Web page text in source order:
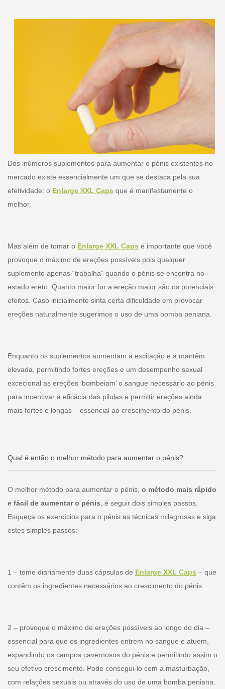
Dos inúmeros suplementos para aumentar o pénis existentes no
mercado existe essencialmente um que se destaca pela sua
efetividade: o Enlarge XXL Caps que é manifestamente o
melhor.
Mas além de tomar o Enlarge XXL Caps é importante que você
provoque o máximo de ereções possíveis pois qualquer
suplemento apenas “trabalha” quando o pénis se encontra no
estado ereto. Quanto maior for a ereção maior são os potenciais
efeitos. Caso inicialmente sinta certa dificuldade em provocar
ereções naturalmente sugerimos o uso de uma bomba peniana.
Enquanto os suplementos aumentam a excitação e a mantêm
elevada, permitindo fortes ereções e um desempenho sexual
excecional as ereções ‘bombeiam’ o sangue necessário ao pénis
para incentivar a eficácia das pilulas e permitir ereções ainda
mais fortes e longas – essencial ao crescimento do pénis.
Qual é então o melhor método para aumentar o pénis?
O melhor método para aumentar o pénis, o método mais rápido
e fácil de aumentar o pénis , é seguir dois simples passos.
Esqueça os exercícios para o pénis as técnicas milagrosas e siga
estes simples passos:
1 – tome diariamente duas cápsulas de Enlarge XXL Caps – que
contêm os ingredientes necessários ao crescimento do pénis.
2 – provoque o máximo de ereções possíveis ao longo do dia –
essencial para que os ingredientes entrem no sangue e atuem,
expandindo os campos cavernosos do pénis e permitindo assim o
seu efetivo crescimento. Pode consegui-lo com a masturbação,
com relações sexuais ou através do uso de uma bomba peniana.